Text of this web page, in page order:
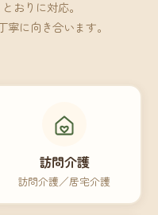
おりに対応。
に向き合います。
訪問介護
訪問介護／居宅介護